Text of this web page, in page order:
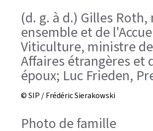
(d. g. à d.) Gilles
ensemble et de
Viticulture, ministre
Affaires étrangères et
époux; Luc Frieden,
© SIP / Frédéric Sierakowski
Photo de famille